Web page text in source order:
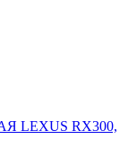
RX300,